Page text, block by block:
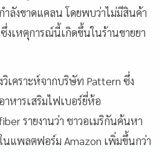
ำลังขาดแคลน โดยพบว่าไม่มีสินค้า
งเหตุการณ์นี้เกิดขึ้นในร้านขายยา
เคราะห์จากบริษัท Pattern ซึ่ง
หารเสริมไฟเบอร์ยี่ห้อ
รายงานว่า ชาวอเมริกันค้นหา
นแพลตฟอร์ม Amazon เพิ่มขึ้นกว่า